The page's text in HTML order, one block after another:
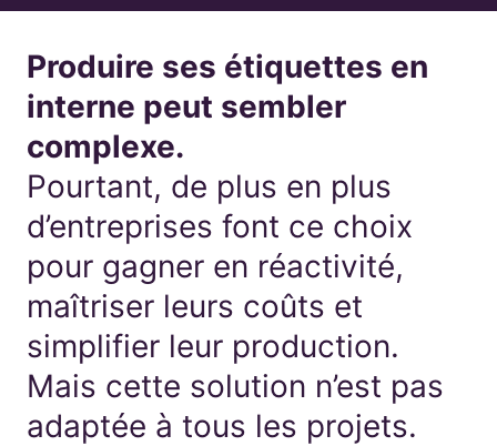
Produire ses étiquettes en
interne peut sembler
complexe.
Pourtant, de plus en plus
d’entreprises font ce choix
pour gagner en réactivité,
maîtriser leurs coûts et
simplifier leur production.
Mais cette solution n’est pas
adaptée à tous les projets.